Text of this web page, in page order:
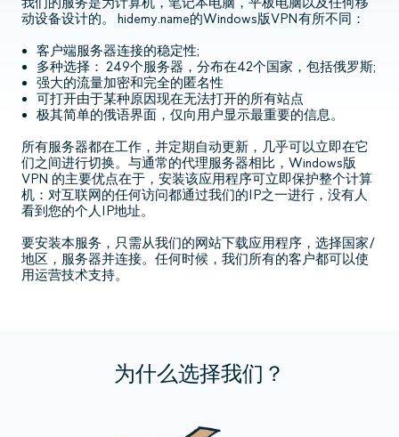
动设备设计的。 hidemy.name的Windows版VPN有所不同：
客户端服务器连接的稳定性;
多种选择： 249个服务器，分布在42个国家，包括俄罗斯;
强大的流量加密和完全的匿名性
可打开由于某种原因现在无法打开的所有站点
极其简单的俄语界面，仅向用户显示最重要的信息。
所有服务器都在工作，并定期自动更新，几乎可以立即在它
们之间进行切换。与通常的代理服务器相比，Windows版
VPN 的主要优点在于，安装该应用程序可立即保护整个计算
机：对互联网的任何访问都通过我们的IP之一进行，没有人
看到您的个人IP地址。
要安装本服务，只需从我们的网站下载应用程序，选择国家/
地区，服务器并连接。任何时候，我们所有的客户都可以使
用运营技术支持。
为什么选择我们？